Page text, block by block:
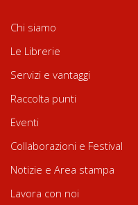
Chi siamo
Le Librerie
Servizi e vantaggi
Raccolta punti
Eventi
Collaborazioni e Festival
Notizie e Area stampa
Lavora con noi